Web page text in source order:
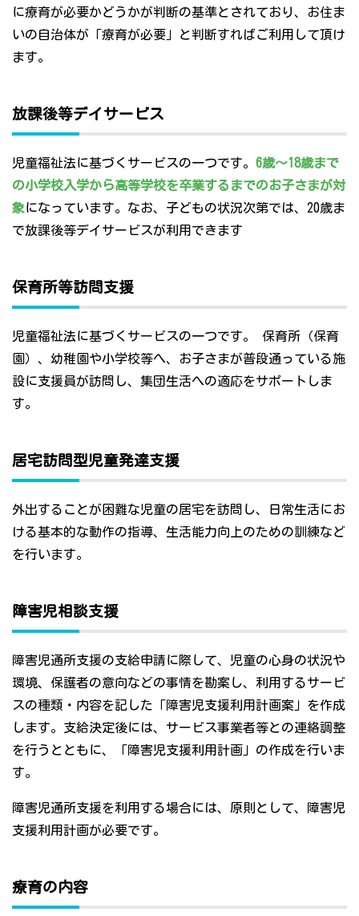
に療育が必要かどうかが判断の基準とされており、お住ま
いの自治体が「療育が必要」と判断すればご利用して頂け
ます。
放課後等デイサービス
児童福祉法に基づくサービスの一つです。 6歳～18歳まで
の小学校入学から高等学校を卒業するまでのお子さまが対
象になっています。なお、子どもの状況次第では、20歳ま
で放課後等デイサービスが利用できます
保育所等訪問支援
児童福祉法に基づくサービスの一つです。 保育所（保育
園）、幼稚園や小学校等へ、お子さまが普段通っている施
設に支援員が訪問し、集団生活への適応をサポートしま
す。
居宅訪問型児童発達支援
外出することが困難な児童の居宅を訪問し、日常生活にお
ける基本的な動作の指導、生活能力向上のための訓練など
を行います。
障害児相談支援
障害児通所支援の支給申請に際して、児童の心身の状況や
環境、保護者の意向などの事情を勘案し、利用するサービ
スの種類・内容を記した「障害児支援利用計画案」を作成
します。支給決定後には、サービス事業者等との連絡調整
を行うとともに、「障害児支援利用計画」の作成を行いま
す。
障害児通所支援を利用する場合には、原則として、障害児
支援利用計画が必要です。
療育の内容